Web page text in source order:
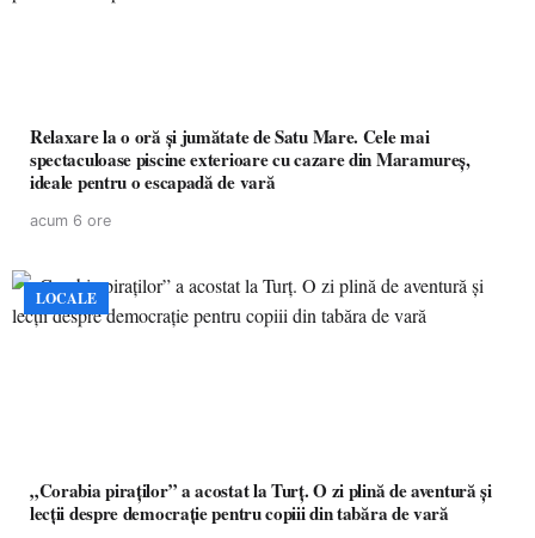
Relaxare la o oră și jumătate de Satu Mare. Cele mai
spectaculoase piscine exterioare cu cazare din Maramureș,
ideale pentru o escapadă de vară
acum 6 ore
LOCALE
„Corabia piraților” a acostat la Turț. O zi plină de aventură și
lecții despre democrație pentru copiii din tabăra de vară